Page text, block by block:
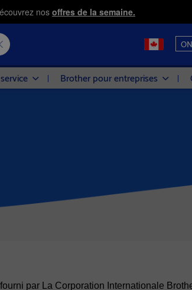
nosoffres de la semaine.
ON
Brother pour entreprises
par La Corporation Internationale